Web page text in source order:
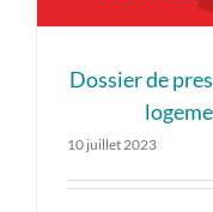
Dossier de
10 juillet 2023